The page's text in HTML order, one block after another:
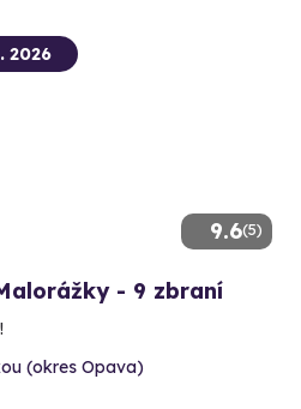
9.6(5)
2026
- 9 zbraní
(okres Opava)